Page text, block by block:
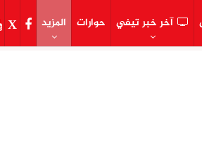
آخر خبر تيفي حوارات المزيد